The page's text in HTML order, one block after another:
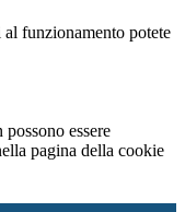
al funzionamento potete
essere
pagina della cookie